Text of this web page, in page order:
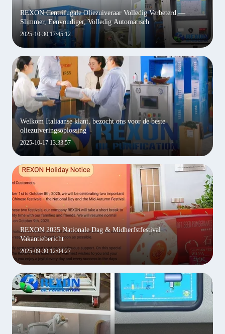
2025-10-30 17:45:12
REXON Centrifugale Oliezuiveraar Volledig Verbeterd —
Slimmer, Eenvoudiger, Volledig Automatisch
2025-10-17 13:33:57
Welkom Italiaanse klant, bezocht ons voor de beste
oliezuiveringsoplossing
2025-09-30 12:04:27
REXON 2025 Nationale Dag & Midherfstfestival
Vakantiebericht